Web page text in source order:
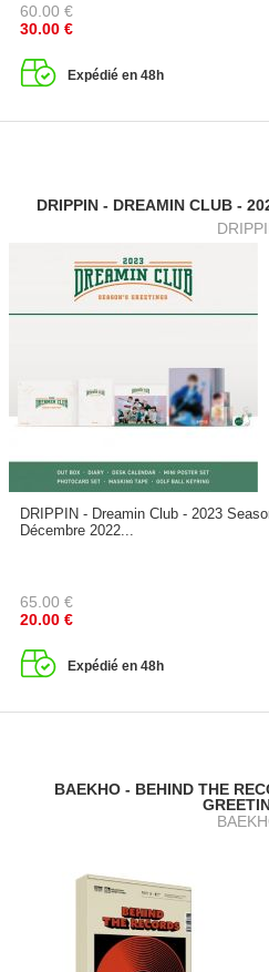
60.00 €
30.00 €
Expédié en 48h
DRIPPIN - DREAMIN CLUB -
DRIPPIN - Dreamin Club - 2023
Décembre 2022...
65.00 €
20.00 €
Expédié en 48h
BAEKHO - BEHIND THE